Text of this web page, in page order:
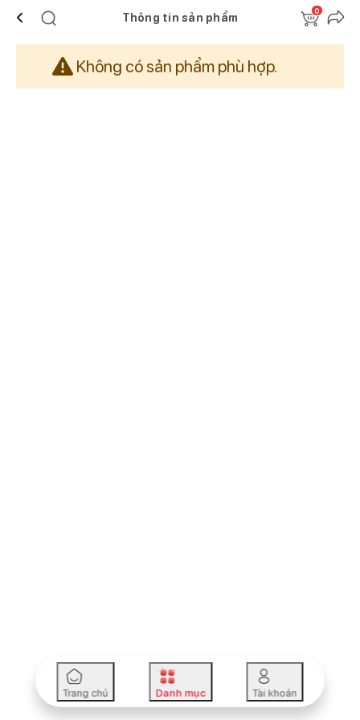
Thông tin sản phẩm
0
Không có sản phẩm phù hợp.
Trang chủ Danh mục Tài khoản